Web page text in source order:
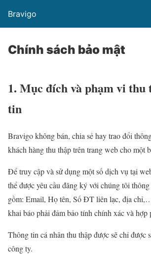
Bravigo
Chính sách bảo mật
1. Mục đích và phạm vi thu
tin
Bravigo không bán, chia sẻ hay trao đổi
khách hàng thu thập trên trang web cho một
Để truy cập và sử dụng một số dịch vụ tại
thể được yêu cầu đăng ký với chúng tôi
gồm: Email, Họ tên, Số ĐT liên lạc, địa
khai báo phải đảm bảo tính chính xác và hợp
Thông tin cá nhân thu thập được sẽ chỉ được
công ty.